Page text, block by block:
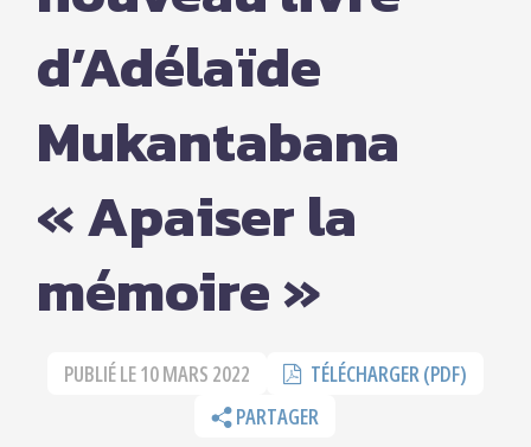
d’Adélaïde
Mukantabana
« Apaiser la
mémoire »
PUBLIÉ LE10 MARS 2022
TÉLÉCHARGER (PDF)
PARTAGER